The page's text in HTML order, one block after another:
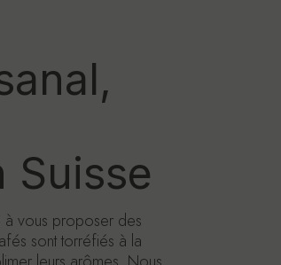
Suisse
à vous proposer des
sont torréfiés à la